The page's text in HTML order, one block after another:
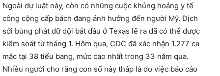
Ngoài dự luật này, còn có những cuộc khủng hoảng y tế
công cộng cấp bách đang ảnh hưởng đến người Mỹ. Dịch
sởi bùng phát dữ dội bắt đầu ở Texas lẽ ra đã có thể được
kiểm soát từ tháng 1. Hôm qua, CDC đã xác nhận 1.277 ca
mắc tại 38 tiểu bang, mức cao nhất trong 33 năm qua.
Nhiều người cho rằng con số này thấp là do việc báo cáo